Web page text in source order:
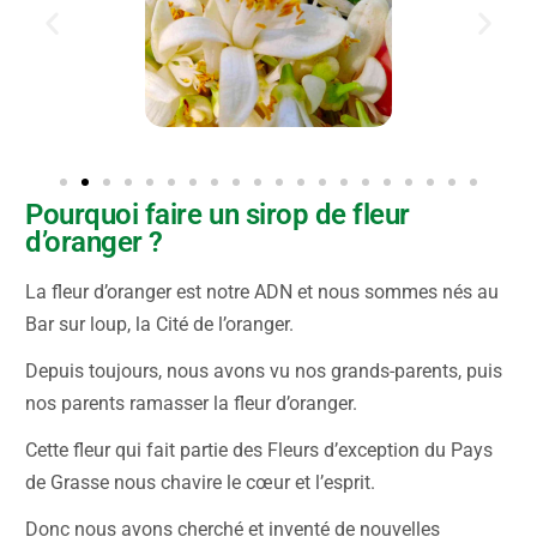
Pourquoi faire un sirop de fleur
d’oranger ?
La fleur d’oranger est notre ADN et nous sommes nés au
Bar sur loup, la Cité de l’oranger.
Depuis toujours, nous avons vu nos grands-parents, puis
nos parents ramasser la fleur d’oranger.
Cette fleur qui fait partie des Fleurs d’exception du Pays
de Grasse nous chavire le cœur et l’esprit.
Donc nous avons cherché et inventé de nouvelles